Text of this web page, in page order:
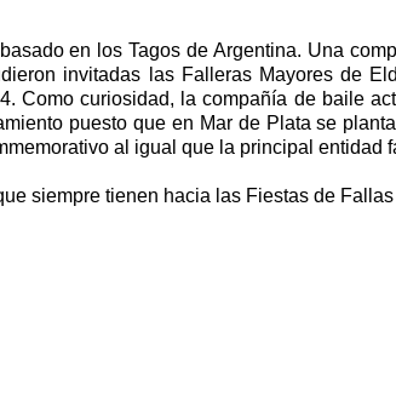
en los Tagos de Argentina. Una
invitadas las Falleras Mayores de
Como curiosidad, la compañía de baile
puesto que en Mar de Plata se
al igual que la principal entidad
siempre tienen hacia las Fiestas de